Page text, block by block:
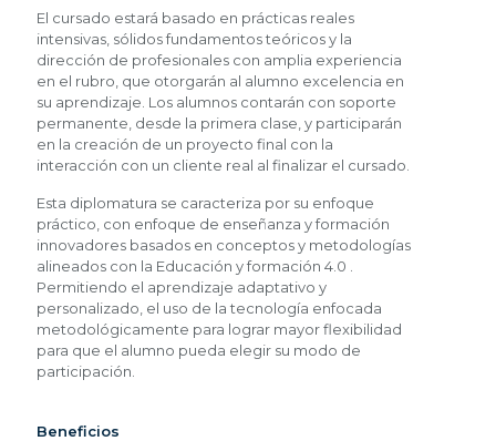
El cursado estará basado en prácticas reales
intensivas, sólidos fundamentos teóricos y la
dirección de profesionales con amplia experiencia
en el rubro, que otorgarán al alumno excelencia en
su aprendizaje. Los alumnos contarán con soporte
permanente, desde la primera clase, y participarán
en la creación de un proyecto final con la
interacción con un cliente real al finalizar el cursado.
Esta diplomatura se caracteriza por su enfoque
práctico, con enfoque de enseñanza y formación
innovadores basados en conceptos y metodologías
alineados con la Educación y formación 4.0 .
Permitiendo el aprendizaje adaptativo y
personalizado, el uso de la tecnología enfocada
metodológicamente para lograr mayor flexibilidad
para que el alumno pueda elegir su modo de
participación.
Beneficios